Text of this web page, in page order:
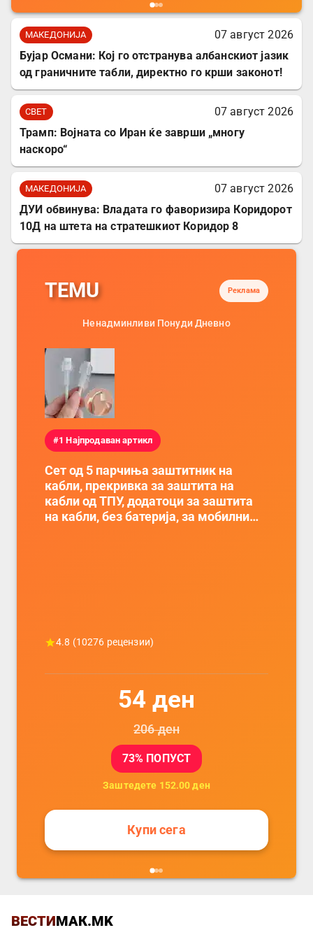
МАКЕДОНИЈА
07 август 2026
Бујар Османи: Кој го отстранува албанскиот јазик
од граничните табли, директно го крши законот!
СВЕТ
07 август 2026
Трамп: Војната со Иран ќе заврши „многу
наскоро“
МАКЕДОНИЈА
07 август 2026
ДУИ обвинува: Владата го фаворизира Коридорот
10Д на штета на стратешкиот Коридор 8
TEMU Реклама
Ненадминливи Понуди Дневно
#1 Најпродаван артикл
Сет од 5 парчиња заштитник на
кабли, прекривка за заштита на
кабли од ТПУ, додатоци за заштита
на кабли, без батерија, за мобилни
4.8 (10276 рецензии)
54 ден
206ден
73% ПОПУСТ
Заштедете 152.00 ден
Купи сега
ВЕСТИМАК.MK